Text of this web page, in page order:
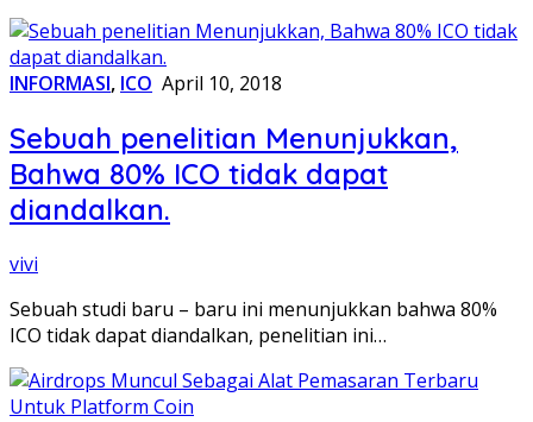
INFORMASI, ICO April 10, 2018
Sebuah penelitian Menunjukkan,
Bahwa 80% ICO tidak dapat
diandalkan.
vivi
Sebuah studi baru – baru ini menunjukkan bahwa 80%
ICO tidak dapat diandalkan, penelitian ini…